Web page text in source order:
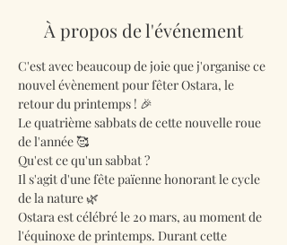
À propos de l'événement
C'est avec beaucoup de joie que j'organise ce
nouvel évènement pour fêter Ostara, le
retour du printemps ! 🎉
Le quatrième sabbats de cette nouvelle roue
de l'année 🥰
Qu'est ce qu'un sabbat ?
Il s'agit d'une fête païenne honorant le cycle
de la nature 🌿
Ostara est célébré le 20 mars, au moment de
l'équinoxe de printemps. Durant cette